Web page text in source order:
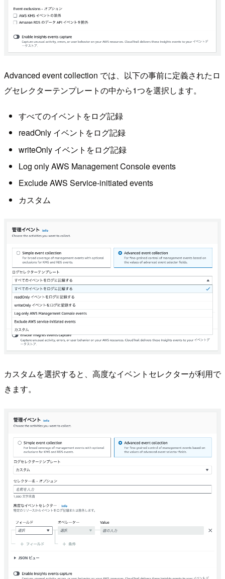
Advanced event collection では、以下の事前に定義されたロ
グセレクターテンプレートの中から1つを選択します。
すべてのイベントをログ記録
readOnly イベントをログ記録
writeOnly イベントをログ記録
Log only AWS Management Console events
Exclude AWS Service-initiated events
カスタム
カスタムを選択すると、高度なイベントセレクターが利用で
きます。